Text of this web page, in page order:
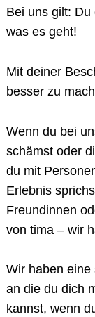
Bei uns gilt:
was es geht!
Mit deiner
besser zu
Wenn du bei
schämst oder
du mit
Erlebnis
Freundinnen
von tima – wir
Wir haben eine
an die du dich
kannst, wenn